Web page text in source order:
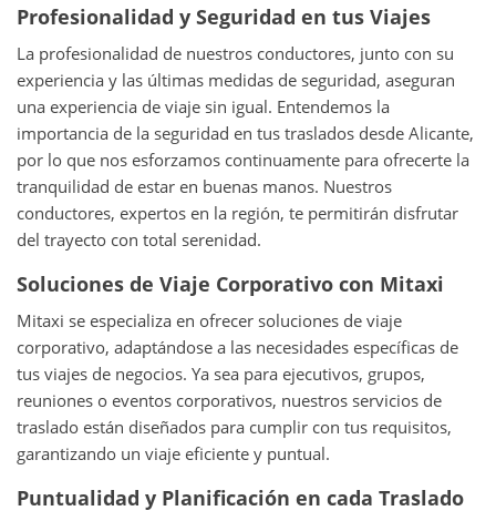
Profesionalidad y Seguridad en tus Viajes
La profesionalidad de nuestros conductores, junto con su
experiencia y las últimas medidas de seguridad, aseguran
una experiencia de viaje sin igual. Entendemos la
importancia de la seguridad en tus traslados desde Alicante,
por lo que nos esforzamos continuamente para ofrecerte la
tranquilidad de estar en buenas manos. Nuestros
conductores, expertos en la región, te permitirán disfrutar
del trayecto con total serenidad.
Soluciones de Viaje Corporativo con Mitaxi
Mitaxi se especializa en ofrecer soluciones de viaje
corporativo, adaptándose a las necesidades específicas de
tus viajes de negocios. Ya sea para ejecutivos, grupos,
reuniones o eventos corporativos, nuestros servicios de
traslado están diseñados para cumplir con tus requisitos,
garantizando un viaje eficiente y puntual.
Puntualidad y Planificación en cada Traslado